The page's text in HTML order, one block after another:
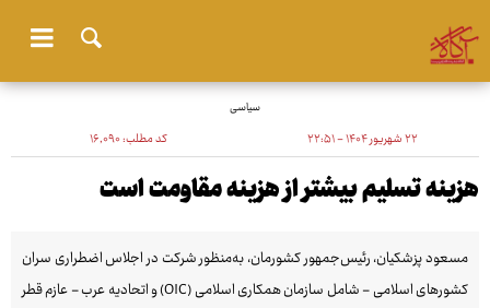
سیاسی
۲۲ شهریور ۱۴۰۴ - ۲۲:۵۱ کد مطلب:۱۶٬۰۹۰
هزینه تسلیم بیشتر از هزینه مقاومت است
مسعود پزشکیان، رئیس‌جمهور کشورمان، به‌منظور شرکت در اجلاس اضطراری سران
کشورهای اسلامی - شامل سازمان همکاری اسلامی (OIC) و اتحادیه عرب - عازم قطر